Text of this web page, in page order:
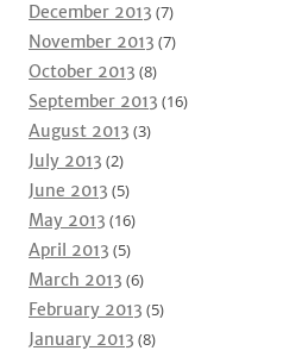
December 2013 (7)
November 2013 (7)
October 2013 (8)
September 2013 (16)
August 2013 (3)
July 2013 (2)
June 2013 (5)
May 2013 (16)
April 2013 (5)
March 2013 (6)
February 2013 (5)
January 2013 (8)